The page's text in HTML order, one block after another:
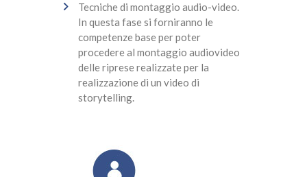
Tecniche di montaggio audio-video.
In questa fase si forniranno le
competenze base per poter
procedere al montaggio audiovideo
delle riprese realizzate per la
realizzazione di un video di
storytelling.